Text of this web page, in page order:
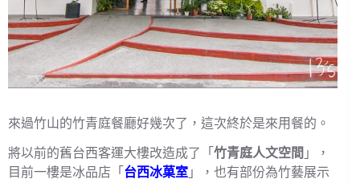
來過竹山的竹青庭餐廳好幾次了，這次終於是來用餐的。
將以前的舊台西客運大樓改造成了「 竹青庭人文空間 」，
目前一樓是冰品店「 台西冰菓室 」，也有部份為竹藝展示